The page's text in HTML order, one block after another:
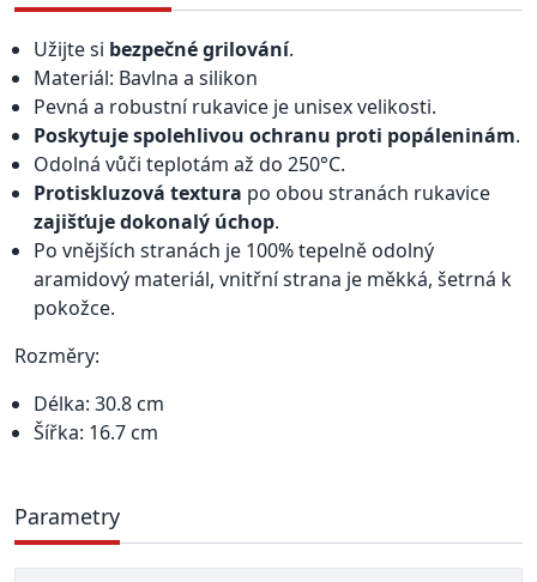
Užijte si bezpečnégrilování.
Materiál: Bavlna a silikon
Pevná a robustní rukavice je unisex velikosti.
Poskytuje spolehlivou ochranu proti popáleninám.
Odolná vůči teplotám až do 250°C.
Protiskluzová textura po obou stranách rukavice
zajišťuje dokonalý úchop.
Po vnějších stranách je 100% tepelně odolný
aramidový materiál, vnitřní strana je měkká, šetrná k
pokožce.
Rozměry:
Délka: 30.8 cm
Šířka: 16.7 cm
Parametry